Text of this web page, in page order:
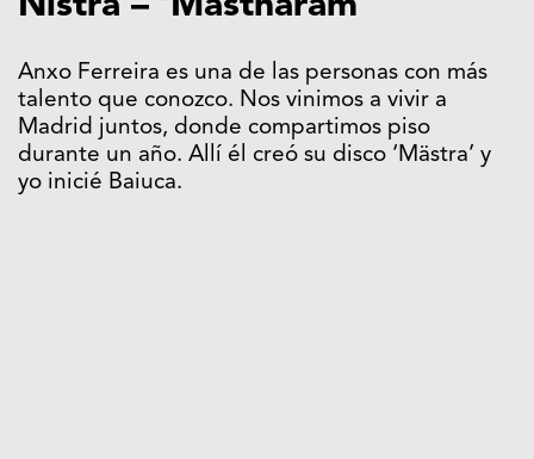
Anxo Ferreira es una de las personas con más
talento que conozco. Nos vinimos a vivir a
Madrid juntos, donde compartimos piso
durante un año. Allí él creó su disco ‘Mästra’ y
yo inicié Baiuca.